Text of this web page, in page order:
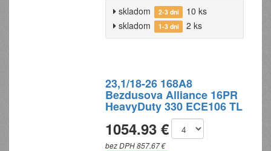
skladom 2-3 dni
10 ks
skladom
1-3 dni 2 ks
23,1/18-26 168A8
Bezdusova Alliance 16PR
HeavyDuty 330 ECE106 TL
1054.93 €
bez DPH 857.67 €